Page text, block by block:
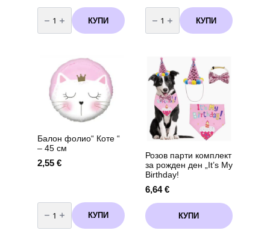
количество
за
Парти
шапки
броя
КУПИ
количество
за
Двупластови
салфетки
33
см,
броя
КУПИ
Балон фолио“ Коте “
– 45 см
2,55 €
количество
за
Балон
фолио"
КУПИ
Розов парти комплект
за рожден ден „It’s My
Birthday!
6,64€
КУПИ